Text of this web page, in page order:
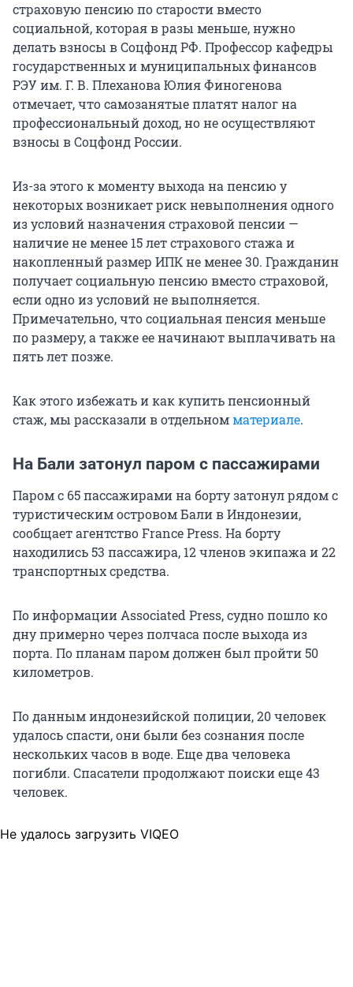
страховую пенсию по старости вместо
социальной, которая в разы меньше, нужно
делать взносы в Соцфонд РФ. Профессор кафедры
государственных и муниципальных финансов
РЭУ им. Г. В. ПлехановаЮлия Финогенова
отмечает, что самозанятые платят налог на
профессиональный доход, но не осуществляют
взносы в Соцфонд России.
Из-за этого к моменту выхода на пенсию у
некоторых возникает риск невыполнения одного
из условий назначения страховой пенсии —
наличие не менее 15 лет страхового стажа и
накопленный размер ИПК не менее 30. Гражданин
получает социальную пенсию вместо страховой,
если одно из условий не выполняется.
Примечательно, что социальная пенсия меньше
по размеру, а также ее начинают выплачивать на
пять лет позже.
Как этого избежать и как купить пенсионный
стаж, мы рассказали в отдельномматериале.
На Бали затонул паром с пассажирами
Паром с 65 пассажирами на борту затонул рядом с
туристическим островом Бали в Индонезии,
сообщает агентство France Press. На борту
находились 53 пассажира, 12 членов экипажа и 22
транспортных средства.
По информации Associated Press, судно пошло ко
дну примерно через полчаса после выхода из
порта. По планам паром должен был пройти 50
километров.
По данным индонезийской полиции, 20 человек
удалось спасти, они были без сознания после
нескольких часов в воде. Еще два человека
погибли. Спасатели продолжают поиски еще 43
человек.
Не удалось загрузить VIQEO